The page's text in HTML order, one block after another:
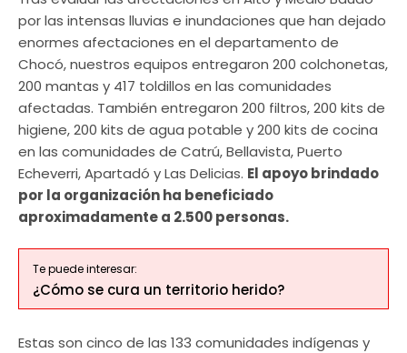
por las intensas lluvias e inundaciones que han dejado
enormes afectaciones en el departamento de
Chocó, nuestros equipos entregaron 200 colchonetas,
200 mantas y 417 toldillos en las comunidades
afectadas. También entregaron 200 filtros, 200 kits de
higiene, 200 kits de agua potable y 200 kits de cocina
en las comunidades de Catrú, Bellavista, Puerto
Echeverri, Apartadó y Las Delicias. El apoyo brindado
por la organización ha beneficiado
aproximadamente a 2.500 personas.
Te puede interesar:
¿Cómo se cura un territorio herido?
Estas son cinco de las 133 comunidades indígenas y